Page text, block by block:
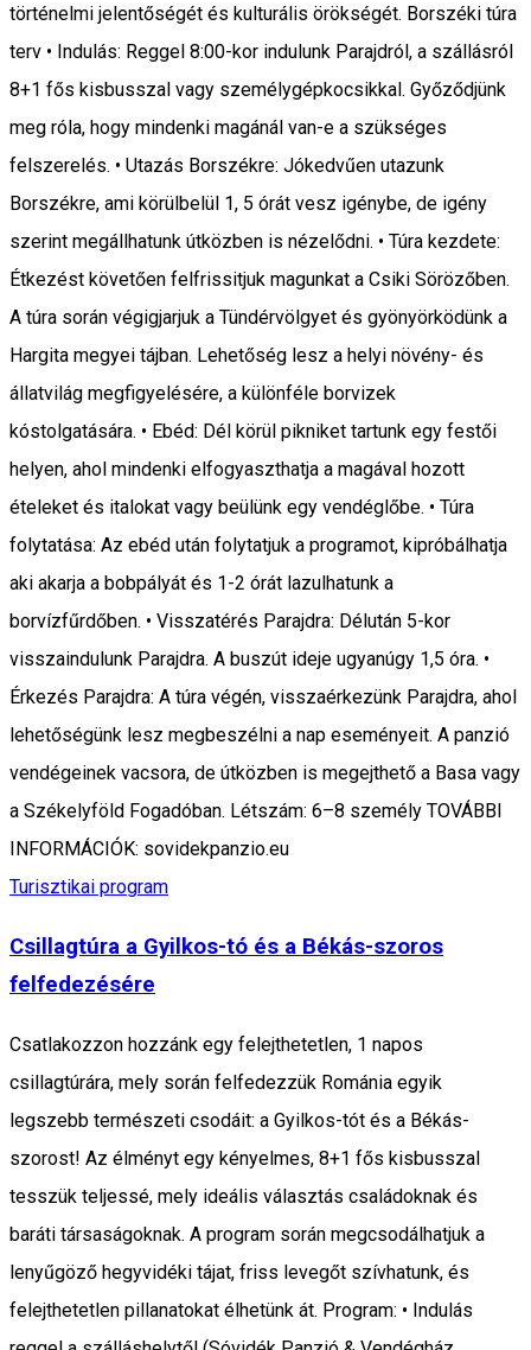
történelmi jelentőségét és kulturális örökségét. Borszéki túra
terv • Indulás: Reggel 8:00-kor indulunk Parajdról, a szállásról
8+1 fős kisbusszal vagy személygépkocsikkal. Győződjünk
meg róla, hogy mindenki magánál van-e a szükséges
felszerelés. • Utazás Borszékre: Jókedvűen utazunk
Borszékre, ami körülbelül 1, 5 órát vesz igénybe, de igény
szerint megállhatunk útközben is nézelődni. • Túra kezdete:
Étkezést követően felfrissitjuk magunkat a Csiki Sörözőben.
A túra során végigjarjuk a Tündérvölgyet és gyönyörködünk a
Hargita megyei tájban. Lehetőség lesz a helyi növény- és
állatvilág megfigyelésére, a különféle borvizek
kóstolgatására. • Ebéd: Dél körül pikniket tartunk egy festői
helyen, ahol mindenki elfogyaszthatja a magával hozott
ételeket és italokat vagy beülünk egy vendéglőbe. • Túra
folytatása: Az ebéd után folytatjuk a programot, kipróbálhatja
aki akarja a bobpályát és 1-2 órát lazulhatunk a
borvízfűrdőben. • Visszatérés Parajdra: Délután 5-kor
visszaindulunk Parajdra. A buszút ideje ugyanúgy 1,5 óra. •
Érkezés Parajdra: A túra végén, visszaérkezünk Parajdra, ahol
lehetőségünk lesz megbeszélni a nap eseményeit. A panzió
vendégeinek vacsora, de útközben is megejthető a Basa vagy
a Székelyföld Fogadóban. Létszám: 6–8 személy TOVÁBBI
INFORMÁCIÓK: sovidekpanzio.eu
Turisztikai program
Csillagtúra a Gyilkos-tó és a Békás-szoros
felfedezésére
Csatlakozzon hozzánk egy felejthetetlen, 1 napos
csillagtúrára, mely során felfedezzük Románia egyik
legszebb természeti csodáit: a Gyilkos-tót és a Békás-
szorost! Az élményt egy kényelmes, 8+1 fős kisbusszal
tesszük teljessé, mely ideális választás családoknak és
baráti társaságoknak. A program során megcsodálhatjuk a
lenyűgöző hegyvidéki tájat, friss levegőt szívhatunk, és
felejthetetlen pillanatokat élhetünk át. Program: • Indulás